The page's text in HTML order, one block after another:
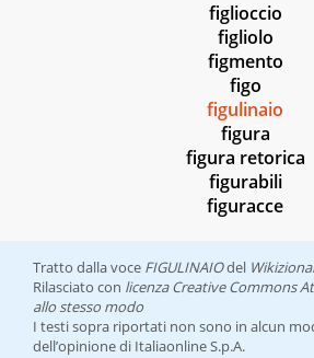
figlioccio
figliolo
figmento
figo
figulinaio
figura
figura retorica
figurabili
figuracce
Tratto dalla voce FIGULINAIOdel
Rilasciato con licenza Creative Commons
allo stesso modo
I testi sopra riportati non sono in alcun
dell’opinione di Italiaonline S.p.A.